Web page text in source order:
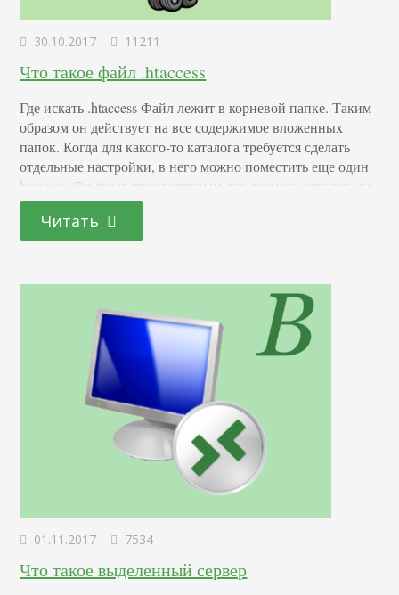
30.10.2017 11211
Что такое файл .htaccess
Где искать .htaccess Файл лежит в корневой папке. Таким
образом он действует на все содержимое вложенных
папок. Когда для какого-то каталога требуется сделать
отдельные настройки, в него можно поместить еще один
htaccess. Он будет приоритетным для данного каталога по
сравнению с общим файлом, лежащем в корневой папке.
Доступ к содержимому сервера осуществляется через
любую программу-клиент типа Total Commander, FileZilla.
Читать
01.11.2017 7534
Что такое выделенный сервер